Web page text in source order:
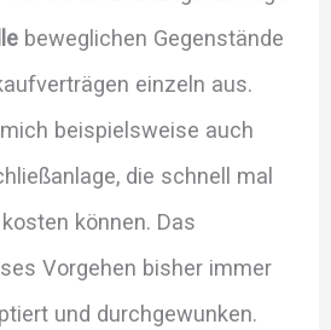
beweglichen Gegenstände
einzeln aus.
beispielsweise auch
die schnell mal
können. Das
Vorgehen bisher immer
und durchgewunken.